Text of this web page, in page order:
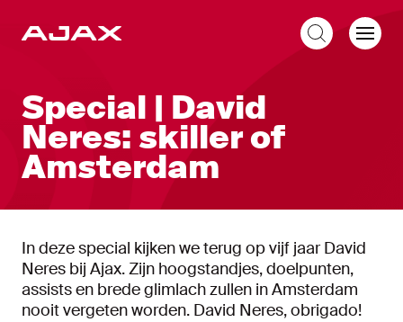
Special | David
Neres: skiller of
Amsterdam
In deze special kijken we terug op vijf jaar David
Neres bij Ajax. Zijn hoogstandjes, doelpunten,
assists en brede glimlach zullen in Amsterdam
nooit vergeten worden. David Neres, obrigado!